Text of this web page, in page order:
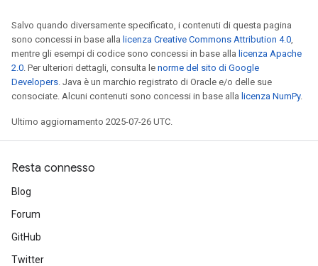
Salvo quando diversamente specificato, i contenuti di questa pagina
sono concessi in base alla licenza Creative Commons Attribution 4.0,
mentre gli esempi di codice sono concessi in base alla licenza Apache
2.0. Per ulteriori dettagli, consulta le norme del sito di Google
Developers. Java è un marchio registrato di Oracle e/o delle sue
consociate. Alcuni contenuti sono concessi in base alla licenza NumPy.
Ultimo aggiornamento 2025-07-26 UTC.
Resta connesso
Blog
Forum
GitHub
Twitter